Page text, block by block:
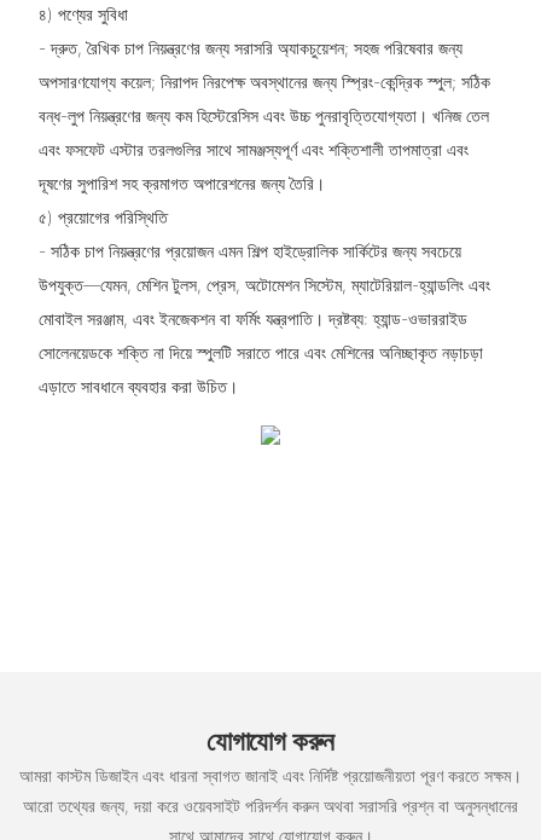
৪) পণ্যের সুবিধা
- দ্রুত, রৈখিক চাপ নিয়ন্ত্রণের জন্য সরাসরি অ্যাকচুয়েশন; সহজ পরিষেবার জন্য
অপসারণযোগ্য কয়েল; নিরাপদ নিরপেক্ষ অবস্থানের জন্য স্প্রিং-কেন্দ্রিক স্পুল; সঠিক
বন্ধ-লুপ নিয়ন্ত্রণের জন্য কম হিস্টেরেসিস এবং উচ্চ পুনরাবৃত্তিযোগ্যতা। খনিজ তেল
এবং ফসফেট এস্টার তরলগুলির সাথে সামঞ্জস্যপূর্ণ এবং শক্তিশালী তাপমাত্রা এবং
দূষণের সুপারিশ সহ ক্রমাগত অপারেশনের জন্য তৈরি।
৫) প্রয়োগের পরিস্থিতি
- সঠিক চাপ নিয়ন্ত্রণের প্রয়োজন এমন শিল্প হাইড্রোলিক সার্কিটের জন্য সবচেয়ে
উপযুক্ত—যেমন, মেশিন টুলস, প্রেস, অটোমেশন সিস্টেম, ম্যাটেরিয়াল-হ্যান্ডলিং এবং
মোবাইল সরঞ্জাম, এবং ইনজেকশন বা ফর্মিং যন্ত্রপাতি। দ্রষ্টব্য: হ্যান্ড-ওভাররাইড
সোলেনয়েডকে শক্তি না দিয়ে স্পুলটি সরাতে পারে এবং মেশিনের অনিচ্ছাকৃত নড়াচড়া
এড়াতে সাবধানে ব্যবহার করা উচিত।
যোগাযোগ করুন
আমরা কাস্টম ডিজাইন এবং ধারনা স্বাগত জানাই এবং নির্দিষ্ট প্রয়োজনীয়তা পূরণ করতে সক্ষম।
আরো তথ্যের জন্য, দয়া করে ওয়েবসাইট পরিদর্শন করুন অথবা সরাসরি প্রশ্ন বা অনুসন্ধানের